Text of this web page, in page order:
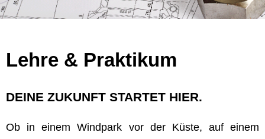
Lehre & Praktikum
DEINE ZUKUNFT STARTET HIER.
Ob in einem Windpark vor der Küste, auf einem